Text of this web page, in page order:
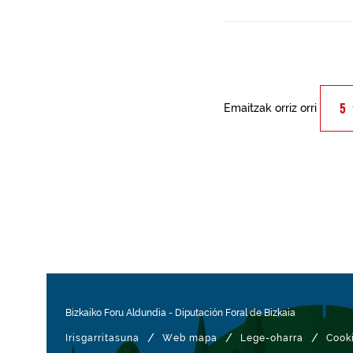
Emaitzak orriz orri
Bizkaiko Foru Aldundia - Diputación Foral de Bizkaia
Irisgarritasuna / Web mapa / Lege-oharra /